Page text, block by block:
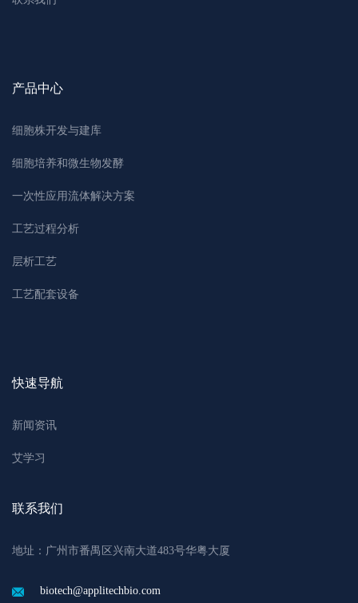
产品中心
细胞株开发与建库
细胞培养和微生物发酵
一次性应用流体解决方案
工艺过程分析
层析工艺
工艺配套设备
快速导航
新闻资讯
艾学习
联系我们
地址：广州市番禺区兴南大道483号华粤大厦
biotech@applitechbio.com